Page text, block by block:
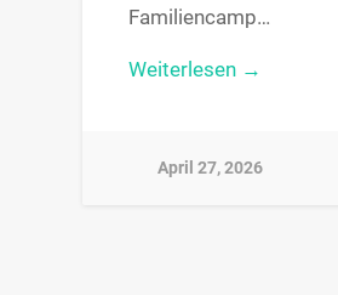
Familiencamp…
Weiterlesen →
April 27, 2026